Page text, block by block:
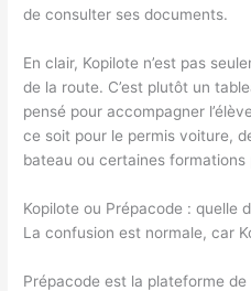
de consulter ses documents.
En clair, Kopilote n’est pas
de la route. C’est plutôt un
pensé pour accompagner
ce soit pour le permis voiture,
bateau ou certaines formations
Kopilote ou Prépacode : quelle
La confusion est normale, car
Prépacode est la plateforme